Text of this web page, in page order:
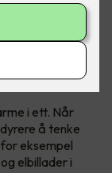
anbefaler alle å
planlegge alt fra
i ett. Når
å tenke
eksempel
elbillader i